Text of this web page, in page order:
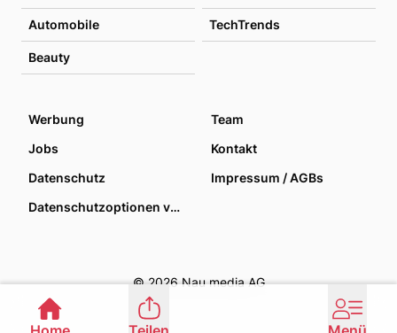
Automobile TechTrends
Beauty
Werbung
Team
Jobs
Kontakt
Datenschutz
Impressum / AGBs
Datenschutzoptionen verwalten
© 2026 Nau media AG